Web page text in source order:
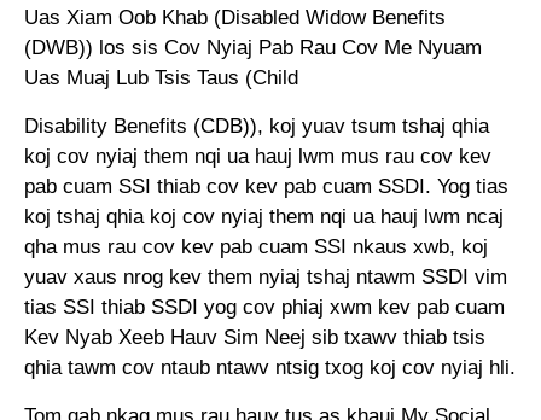
Uas Xiam Oob Khab (Disabled Widow Benefits
(DWB)) los sis Cov Nyiaj Pab Rau Cov Me Nyuam
Uas Muaj Lub Tsis Taus (Child
Disability Benefits (CDB)), koj yuav tsum tshaj qhia
koj cov nyiaj them nqi ua hauj lwm mus rau cov kev
pab cuam SSI thiab cov kev pab cuam SSDI. Yog tias
koj tshaj qhia koj cov nyiaj them nqi ua hauj lwm ncaj
qha mus rau cov kev pab cuam SSI nkaus xwb, koj
yuav xaus nrog kev them nyiaj tshaj ntawm SSDI vim
tias SSI thiab SSDI yog cov phiaj xwm kev pab cuam
Kev Nyab Xeeb Hauv Sim Neej sib txawv thiab tsis
qhia tawm cov ntaub ntawv ntsig txog koj cov nyiaj hli.